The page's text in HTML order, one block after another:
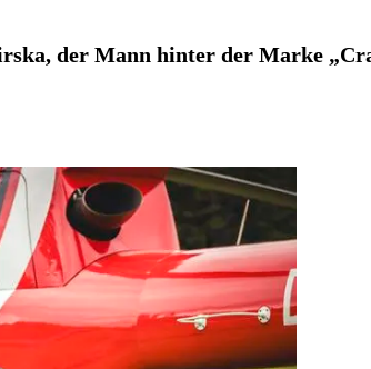
der Mann hinter der Marke